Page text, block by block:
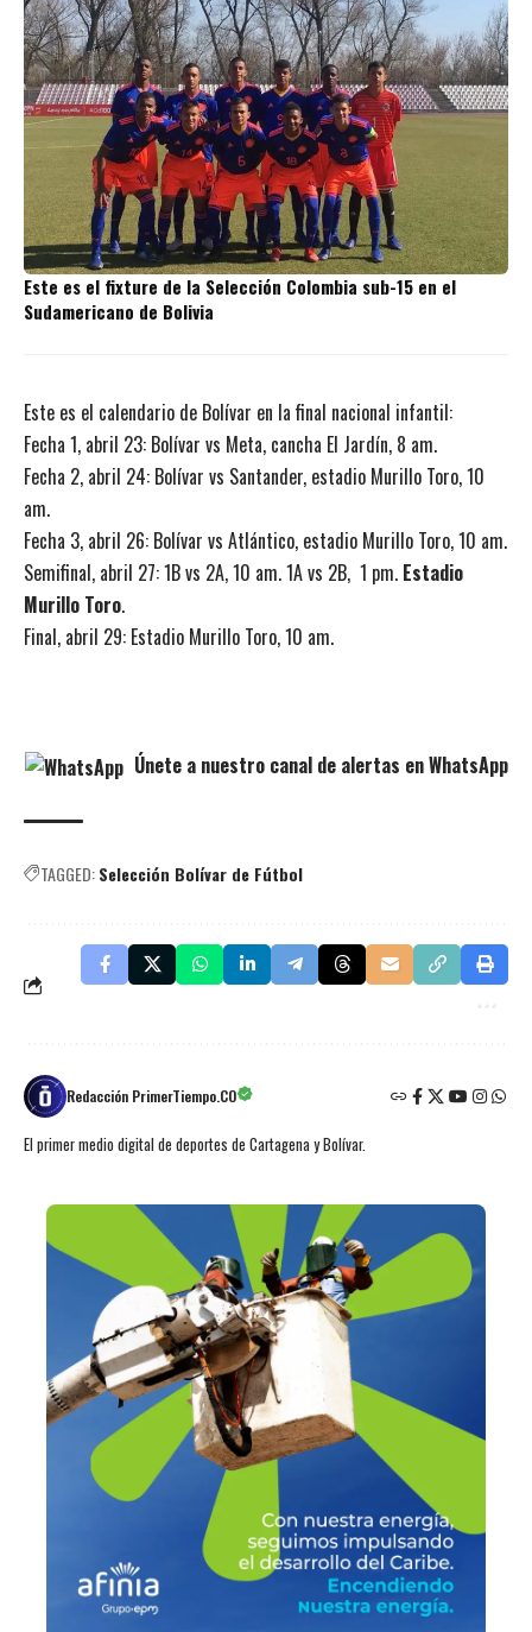
Este es el fixture de la Selección Colombia sub-15 en el
Sudamericano de Bolivia
Este es el calendario de Bolívar en la final nacional infantil:
Fecha 1, abril 23: Bolívar vs Meta, cancha El Jardín, 8 am.
Fecha 2, abril 24: Bolívar vs Santander, estadio Murillo Toro, 10
am.
Fecha 3, abril 26: Bolívar vs Atlántico, estadio Murillo Toro, 10 am.
Semifinal, abril 27: 1B vs 2A, 10 am. 1A vs 2B, 1 pm. Estadio
Murillo Toro.
Final, abril 29: Estadio Murillo Toro, 10 am.
Únete a nuestro canal de alertas en WhatsApp
TAGGED:Selección Bolívar de Fútbol
Redacción PrimerTiempo.CO
El primer medio digital de deportes de Cartagena y Bolívar.